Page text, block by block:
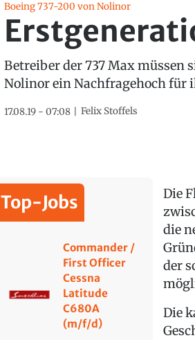
Boeing 737-200 von Nolinor
Betreiber der 737 Max müssen
Nolinor ein Nachfragehoch für
17.08.19 - 07:08 Felix Stoffels
Top-Jobs
Commander /
First Officer
Cessna
Latitude
C680A
(m/f/d)
Die
die
der
Die